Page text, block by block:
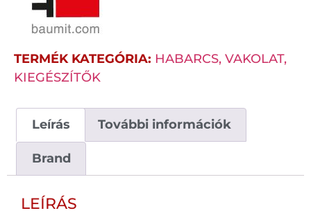
TERMÉK KATEGÓRIA: HABARCS, VAKOLAT,
KIEGÉSZÍTŐK
Leírás További információk
Brand
LEÍRÁS